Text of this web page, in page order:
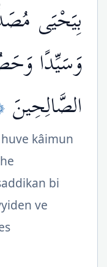
بِيَحْيَى
وَسَيِّدًا
الصَّالِحِينَ
kâimun
bi
ve